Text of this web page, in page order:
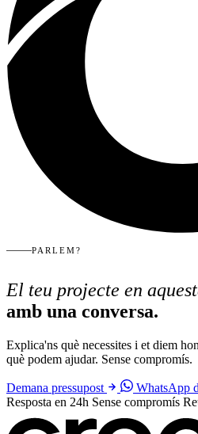
PARLEM?
El teu projecte en
amb una conversa.
Explica'ns què necessites i et diem
què podem ajudar. Sense compromís.
Demana pressupost
WhatsApp
Resposta en 24h Sense compromís